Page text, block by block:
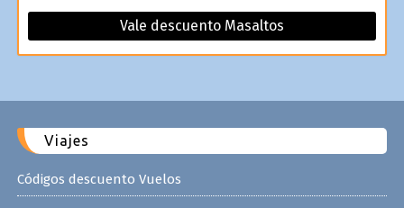
Vale descuento Masaltos
Viajes
Códigos descuento Vuelos